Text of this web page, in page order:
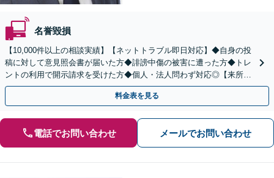
名誉毀損
【10,000件以上の相談実績】【ネットトラブル即日対応】◆自身の投
稿に対して意見照会書が届いた方◆誹謗中傷の被害に遭った方◆トレ
ントの利用で開示請求を受けた方◆個人・法人問わず対応◎【来所不
要／LINE相談可】
料金表を見る
電話でお問い合わせ メールでお問い合わせ